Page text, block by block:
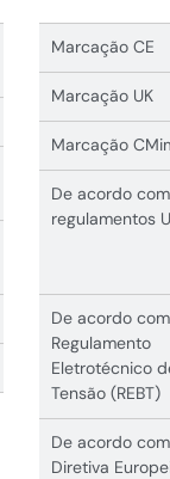
Marcação CE
Marcação UK
Marcação
De acordo
regulamentos
De acordo
Regulamento
Eletrotécnico
Tensão (REBT)
De acordo
Diretiva